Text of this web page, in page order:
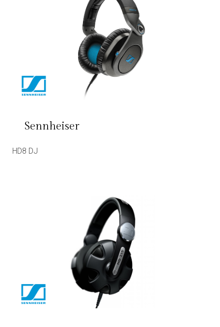
Sennheiser
HD8 DJ